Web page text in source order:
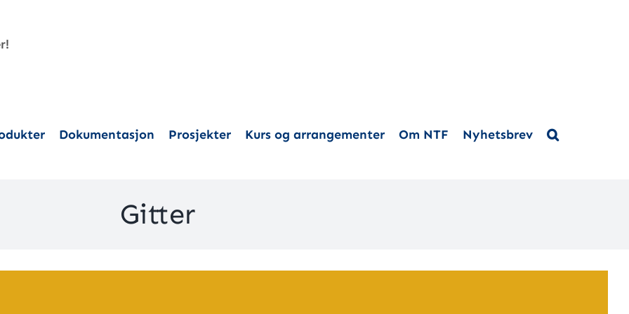
Dokumentasjon Prosjekter Kurs og arrangementer Om NTF Nyhetsbrev
Gitter